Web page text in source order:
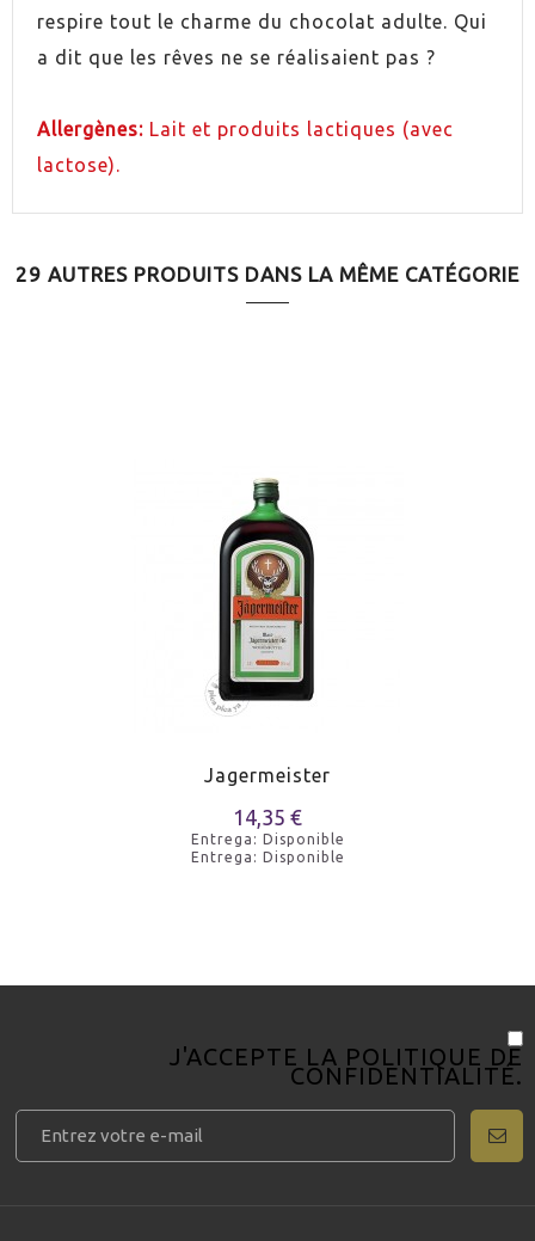
respire tout le charme du chocolat adulte. Qui
a dit que les rêves ne se réalisaient pas ?
Allergènes: Lait et produits lactiques (avec
lactose).
29 AUTRES PRODUITS DANS LA MÊME CATÉGORIE
Jagermeister
14,35 €
Entrega: Disponible
Entrega: Disponible
J'ACCEPTE LA POLITIQUE DE
CONFIDENTIALITÉ.